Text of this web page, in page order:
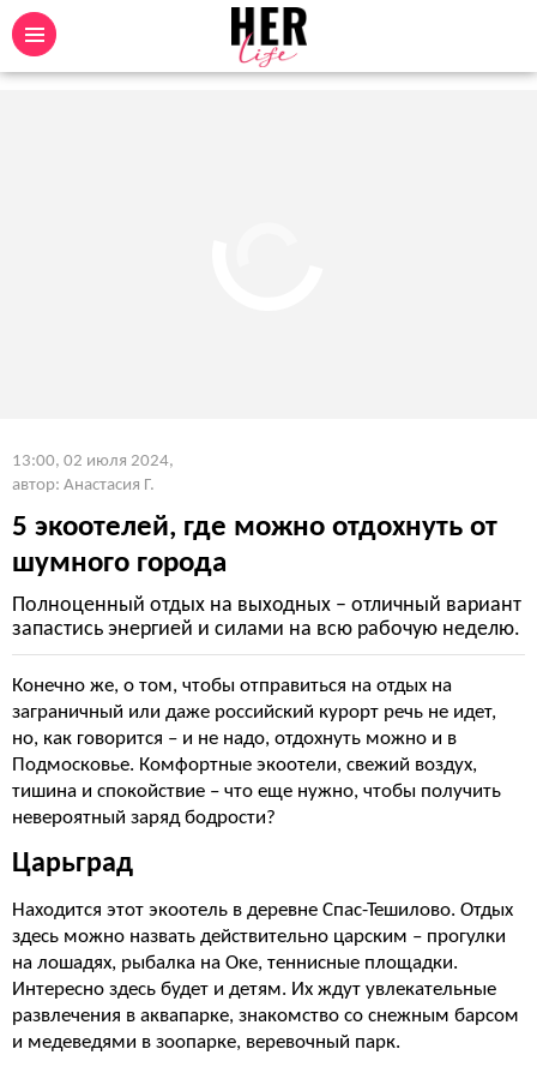
13:00, 02 июля 2024,
автор: Анастасия Г.
5 экоотелей, где можно отдохнуть от
шумного города
Полноценный отдых на выходных – отличный вариант
запастись энергией и силами на всю рабочую неделю.
Конечно же, о том, чтобы отправиться на отдых на
заграничный или даже российский курорт речь не идет,
но, как говорится – и не надо, отдохнуть можно и в
Подмосковье. Комфортные экоотели, свежий воздух,
тишина и спокойствие – что еще нужно, чтобы получить
невероятный заряд бодрости?
Царьград
Находится этот экоотель в деревне Спас-Тешилово. Отдых
здесь можно назвать действительно царским – прогулки
на лошадях, рыбалка на Оке, теннисные площадки.
Интересно здесь будет и детям. Их ждут увлекательные
развлечения в аквапарке, знакомство со снежным барсом
и медеведями в зоопарке, веревочный парк.